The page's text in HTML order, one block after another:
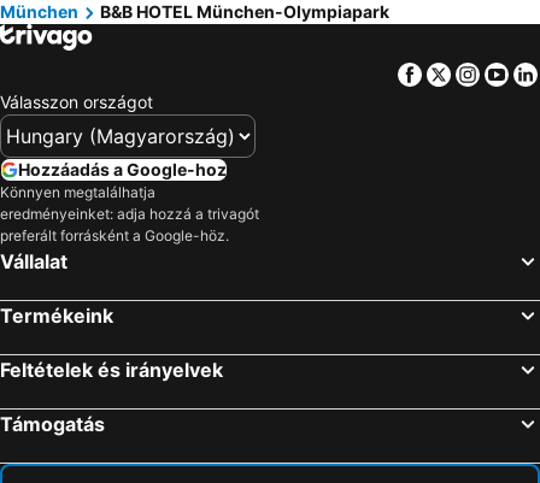
München
B&B HOTEL München-Olympiapark
Facebook
Twitter
Válasszon országot
Hozzáadás a Google-hoz
Könnyen megtalálhatja
eredményeinket: adja hozzá a trivagót
preferált forrásként a Google-höz.
Vállalat
Termékeink
Feltételek és irányelvek
Támogatás